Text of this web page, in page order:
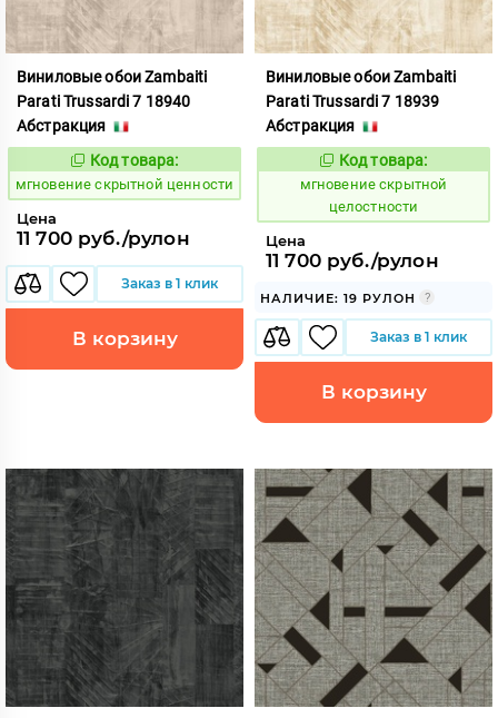
Виниловые обои Zambaiti
Parati Trussardi 7 18940
Абстракция
948867
Код товара:
мгновение скрытной ценности
Цена
11 700 руб./рулон
Заказ в 1 клик
В корзину
Виниловые обои Zambaiti
Parati Trussardi 7 18939
Абстракция
948868
Код товара:
мгновение скрытной
целостности
Цена
11 700 руб./рулон
НАЛИЧИЕ: 19 РУЛОН
Заказ в 1 клик
В корзину